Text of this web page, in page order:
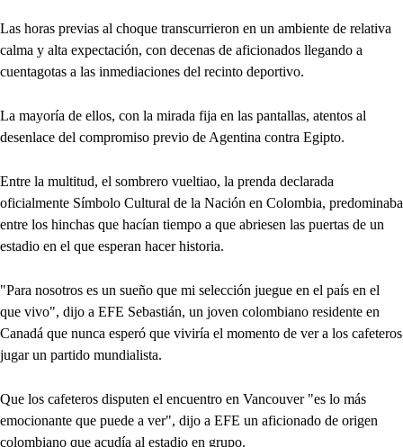
Las horas previas al choque transcurrieron en un ambiente de relativa
calma y alta expectación, con decenas de aficionados llegando a
cuentagotas a las inmediaciones del recinto deportivo.
La mayoría de ellos, con la mirada fija en las pantallas, atentos al
desenlace del compromiso previo de Agentina contra Egipto.
Entre la multitud, el sombrero vueltiao, la prenda declarada
oficialmente Símbolo Cultural de la Nación en Colombia, predominaba
entre los hinchas que hacían tiempo a que abriesen las puertas de un
estadio en el que esperan hacer historia.
"Para nosotros es un sueño que mi selección juegue en el país en el
que vivo", dijo a EFE Sebastián, un joven colombiano residente en
Canadá que nunca esperó que viviría el momento de ver a los cafeteros
jugar un partido mundialista.
Que los cafeteros disputen el encuentro en Vancouver "es lo más
emocionante que puede a ver", dijo a EFE un aficionado de origen
colombiano que acudía al estadio en grupo.